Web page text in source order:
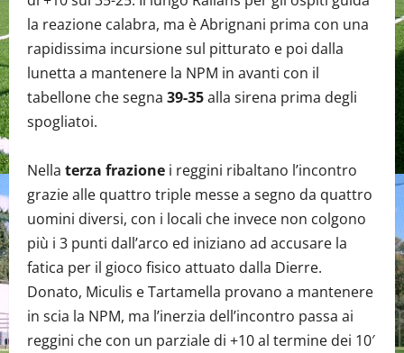
la reazione calabra, ma è Abrignani prima con una
rapidissima incursione sul pitturato e poi dalla
lunetta a mantenere la NPM in avanti con il
tabellone che segna 39-35alla sirena prima degli
spogliatoi.
Nella terza frazione i reggini ribaltano l’incontro
grazie alle quattro triple messe a segno da quattro
uomini diversi, con i locali che invece non colgono
più i 3 punti dall’arco ed iniziano ad accusare la
fatica per il gioco fisico attuato dalla Dierre.
Donato, Miculis e Tartamella provano a mantenere
in scia la NPM, ma l’inerzia dell’incontro passa ai
reggini che con un parziale di +10 al termine dei 10′